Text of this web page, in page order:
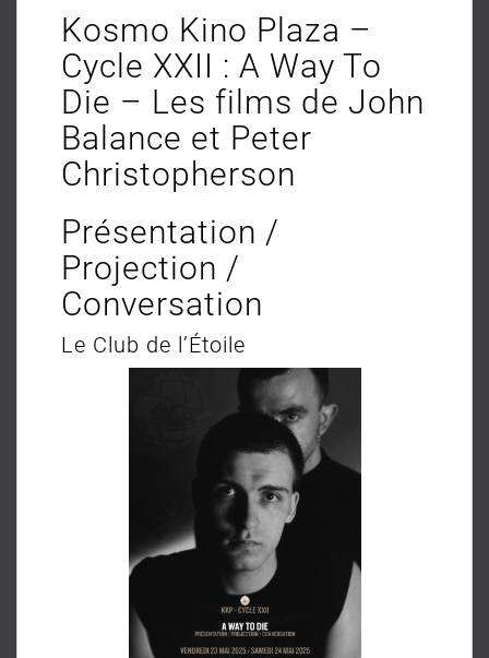
Kosmo Kino Plaza –
Cycle XXII : A Way To
Die – Les films de John
Balance et Peter
Christopherson
Présentation /
Projection /
Conversation
Le Club de l’Étoile